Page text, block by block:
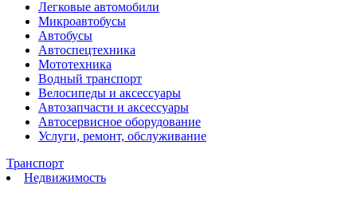
Легковые автомобили
Микроавтобусы
Автобусы
Автоспецтехника
Мототехника
Водный транспорт
Велосипеды и аксессуары
Автозапчасти и аксессуары
Автосервисное оборудование
Услуги, ремонт, обслуживание
Транспорт
Недвижимость